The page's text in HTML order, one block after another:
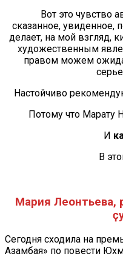
Вот это чувство
сказанное, увиденное,
делает, на мой взгляд,
художественным
правом можем
Настойчиво
Потому что Марату
И
В
Мария Леонтьева,
Сегодня сходила на
Азамбая» по повести